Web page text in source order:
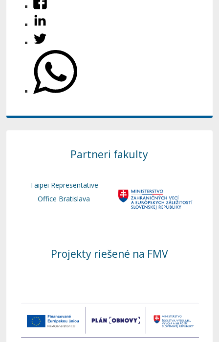
Partneri fakulty
Taipei Representative
Office Bratislava
Projekty riešené na FMV